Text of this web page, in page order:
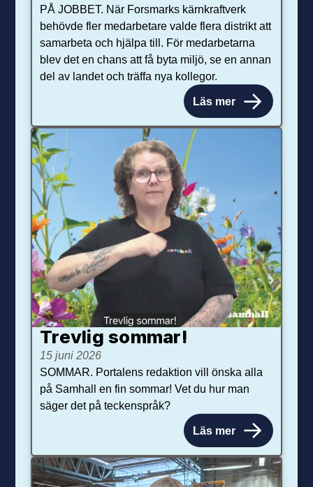
PÅ JOBBET. När Forsmarks kärnkraftverk
behövde fler medarbetare valde flera distrikt att
samarbeta och hjälpa till. För medarbetarna
blev det en chans att få byta miljö, se en annan
del av landet och träffa nya kollegor.
Läs mer
Trevlig sommar!
15 juni 2026
SOMMAR. Portalens redaktion vill önska alla
på Samhall en fin sommar! Vet du hur man
säger det på teckenspråk?
Läs mer